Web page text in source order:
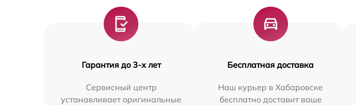
Гарантия до 3-х лет
Сервисный центр
устанавливает оригинальные
Бесплатная доставка
Наш курьер в Хабаровске
бесплатно доставит ваше